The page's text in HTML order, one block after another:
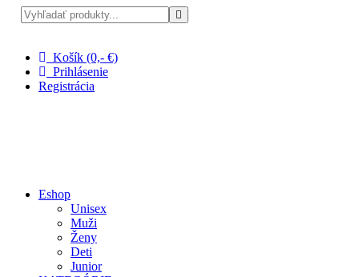
Košík (0,- €)
Prihlásenie
Registrácia
Eshop
Unisex
Muži
Ženy
Deti
Junior